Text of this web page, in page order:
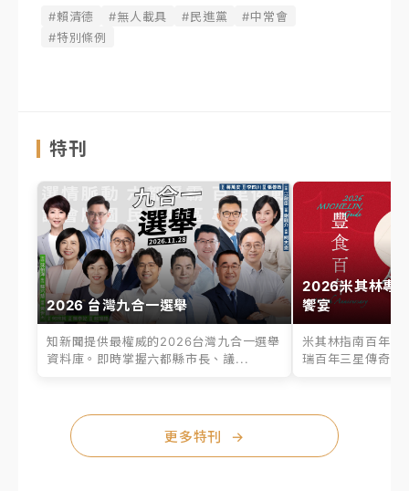
#賴清德 #無人載具 #民進黨
#中常會
#特別條例
特刊
2026 台灣九合一選舉
知新聞提供最權威的2026台灣九合一選舉
資料庫。即時掌握六都縣市長、議...
2026米其林專
饗宴
米其林指南百年之
瑞百年三星傳奇、
更多特刊 →